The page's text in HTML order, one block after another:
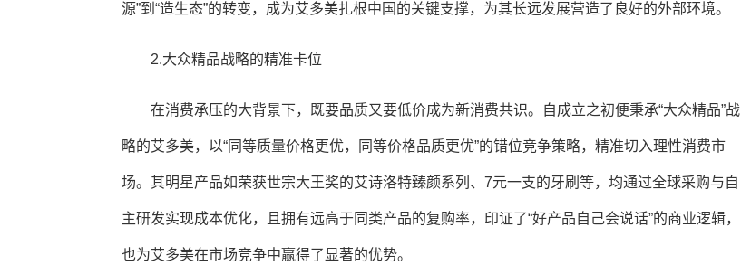
源”到“造生态”的转变，成为艾多美扎根中国的关键支撑，为其长远发展营造了良好的外部环境。
2.大众精品战略的精准卡位
在消费承压的大背景下，既要品质又要低价成为新消费共识。自成立之初便秉承“大众精品”战
略的艾多美，以“同等质量价格更优，同等价格品质更优”的错位竞争策略，精准切入理性消费市
场。其明星产品如荣获世宗大王奖的艾诗洛特臻颜系列、7元一支的牙刷等，均通过全球采购与自
主研发实现成本优化，且拥有远高于同类产品的复购率，印证了“好产品自己会说话”的商业逻辑，
也为艾多美在市场竞争中赢得了显著的优势。